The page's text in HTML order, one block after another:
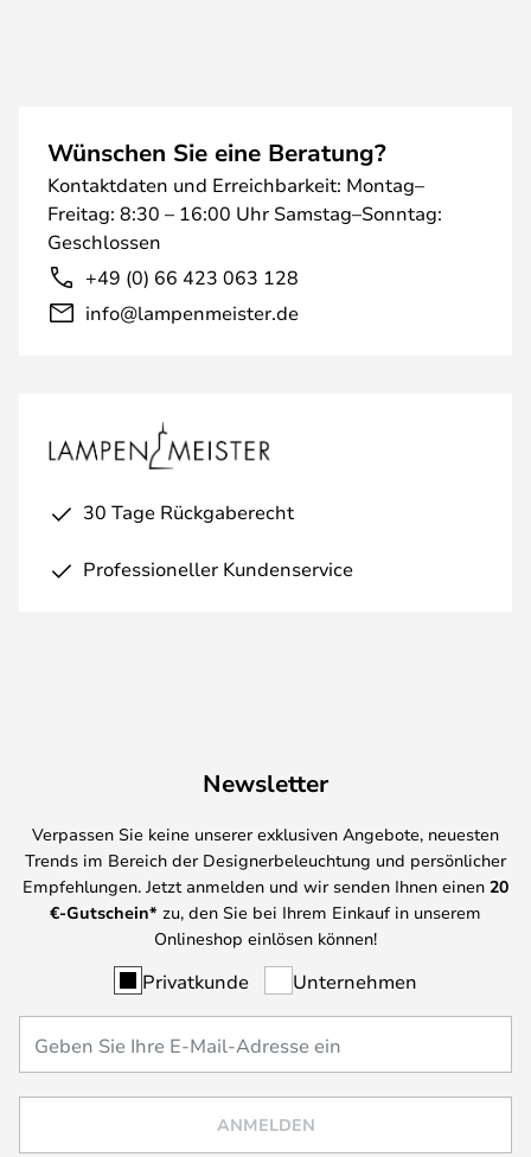
Wünschen Sie eine Beratung?
Kontaktdaten und Erreichbarkeit: Montag–
Freitag: 8:30 – 16:00 Uhr Samstag–Sonntag:
Geschlossen
+49 (0) 66 423 063 128
info@lampenmeister.de
30 Tage Rückgaberecht
Professioneller Kundenservice
Newsletter
Verpassen Sie keine unserer exklusiven Angebote, neuesten
Trends im Bereich der Designerbeleuchtung und persönlicher
Empfehlungen. Jetzt anmelden und wir senden Ihnen einen 20
€-Gutschein* zu, den Sie bei Ihrem Einkauf in unserem
Onlineshop einlösen können!
Privatkunde Unternehmen
ANMELDEN